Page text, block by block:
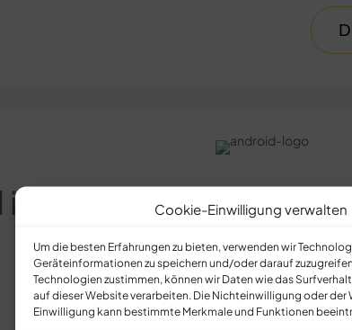
Cookie-Einwilligung verwalten
Um die besten Erfahrungen zu bieten, verwenden wir
Geräteinformationen zu speichern und/oder darauf
Technologien zustimmen, können wir Daten wie das
auf dieser Website verarbeiten. Die Nichteinwilligung oder der
Einwilligung kann bestimmte Merkmale und Funktionen
QS-LAB-APP FÜR
AUTHENT.-APP FÜR